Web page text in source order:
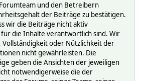
und den Betreibern
der Beiträge zu bestätigen.
wir die Beiträge nicht aktiv
die Inhalte verantwortlich sind. Wir
Vollständigkeit oder Nützlichkeit der
nicht gewährleisten. Die
geben die Ansichten der jeweiligen
notwendigerweise die der